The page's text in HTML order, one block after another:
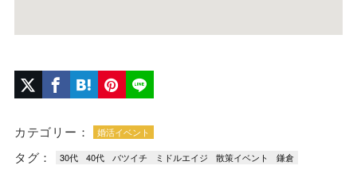
カテゴリー： 婚活イベント
タグ： 30代 40代 バツイチ ミドルエイジ 散策イベント 鎌倉